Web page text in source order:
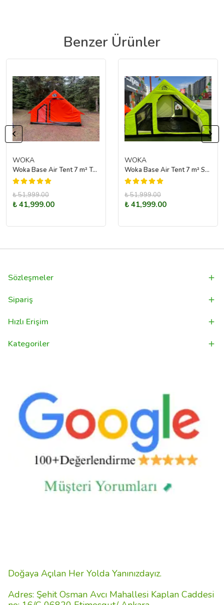
Benzer Ürünler
WOKA
Woka Base Air Tent 7 m² Turuncu Şişme Kamp Çadırı
₺ 51,999.00
₺ 41,999.00
WOKA
Woka Base Air Tent 7 m² Sarı Şişme Kamp Çadırı
₺ 51,999.00
₺ 41,999.00
Sözleşmeler
Sipariş
Hızlı Erişim
Kategoriler
Doğaya Açılan Her Yolda Yanınızdayız.
Adres: Şehit Osman Avcı Mahallesi Kaplan Caddesi